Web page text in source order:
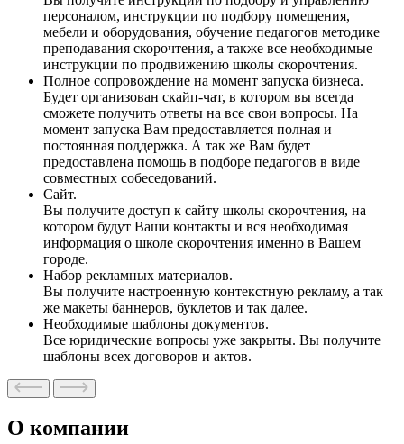
персоналом, инструкции по подбору помещения,
мебели и оборудования, обучение педагогов методике
преподавания скорочтения, а также все необходимые
инструкции по продвижению школы скорочтения.
Полное сопровождение на момент запуска бизнеса.
Будет организован скайп-чат, в котором вы всегда
сможете получить ответы на все свои вопросы. На
момент запуска Вам предоставляется полная и
постоянная поддержка. А так же Вам будет
предоставлена помощь в подборе педагогов в виде
совместных собеседований.
Сайт.
Вы получите доступ к сайту школы скорочтения, на
котором будут Ваши контакты и вся необходимая
информация о школе скорочтения именно в Вашем
городе.
Набор рекламных материалов.
Вы получите настроенную контекстную рекламу, а так
же макеты баннеров, буклетов и так далее.
Необходимые шаблоны документов.
Все юридические вопросы уже закрыты. Вы получите
шаблоны всех договоров и актов.
О компании